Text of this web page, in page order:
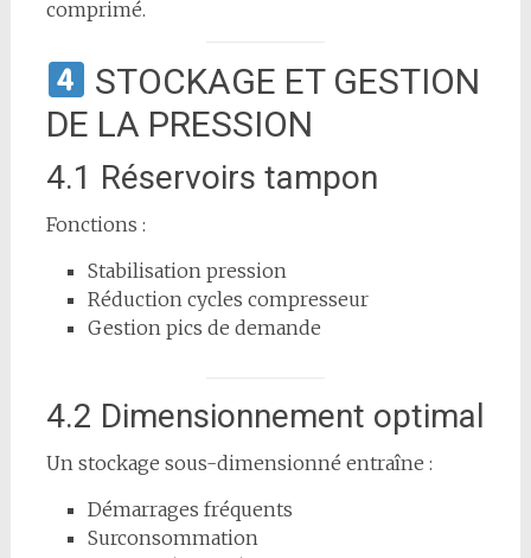
comprimé.
STOCKAGE ET GESTION
DE LA PRESSION
4.1 Réservoirs tampon
Fonctions :
Stabilisation pression
Réduction cycles compresseur
Gestion pics de demande
4.2 Dimensionnement optimal
Un stockage sous-dimensionné entraîne :
Démarrages fréquents
Surconsommation